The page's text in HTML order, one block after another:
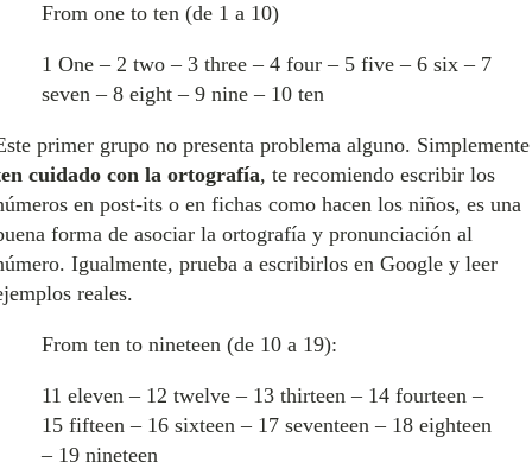
From one to ten (de 1 a 10)
1 One – 2 two – 3 three – 4 four – 5 five – 6 six – 7
seven – 8 eight – 9 nine – 10 ten
primer grupo no presenta problema alguno. Simplemente
cuidado con la ortografía, te recomiendo escribir los
en post-its o en fichas como hacen los niños, es una
forma de asociar la ortografía y pronunciación al
Igualmente, prueba a escribirlos en Google y leer
reales.
From ten to nineteen (de 10 a 19):
11 eleven – 12 twelve – 13 thirteen – 14 fourteen –
15 fifteen – 16 sixteen – 17 seventeen – 18 eighteen
– 19 nineteen